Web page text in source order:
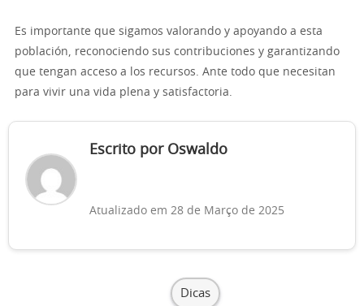
Es importante que sigamos valorando y apoyando a esta
población, reconociendo sus contribuciones y garantizando
que tengan acceso a los recursos. Ante todo que necesitan
para vivir una vida plena y satisfactoria.
Escrito por Oswaldo
Atualizado em 28 de Março de 2025
Dicas